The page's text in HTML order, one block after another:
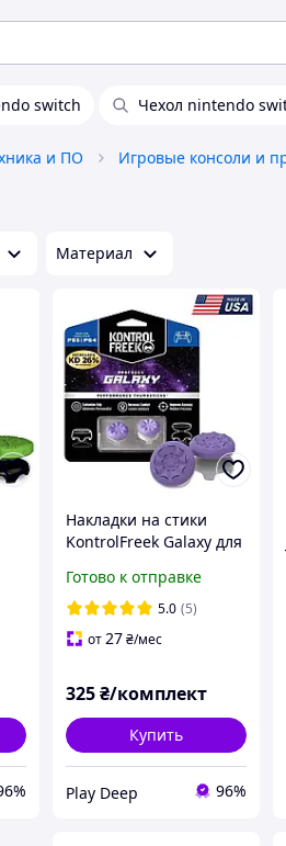
switch Чехол nintendo
и ПО Игровые консоли и
Материал
Накладки на стики
KontrolFreek Galaxy для
DualSense PS5 Pink
Готово к отправке
5.0 (5)
от27₴/мес
325₴/комплект
Купить
Play Deep 96%